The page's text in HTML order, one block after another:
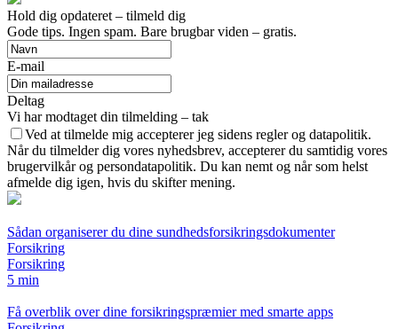
Hold dig opdateret – tilmeld dig
Gode tips. Ingen spam. Bare brugbar viden – gratis.
E-mail
Deltag
Vi har modtaget din tilmelding – tak
Ved at tilmelde mig accepterer jeg sidens regler og datapolitik.
Når du tilmelder dig vores nyhedsbrev, accepterer du samtidig vores
brugervilkår og persondatapolitik. Du kan nemt og når som helst
afmelde dig igen, hvis du skifter mening.
Sådan organiserer du dine sundhedsforsikringsdokumenter
Forsikring
Forsikring
5 min
Få overblik over dine forsikringspræmier med smarte apps